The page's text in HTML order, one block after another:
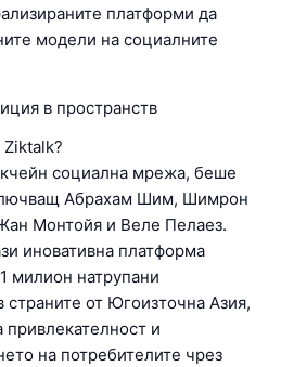
платформи да
модели на социалните
в пространств
Ziktalk?
социална мрежа, беше
Абрахам Шим, Шимрон
Монтойя и Веле Пелаез.
иновативна платформа
милион натрупани
страните от Югоизточна Азия,
и
на потребителите чрез